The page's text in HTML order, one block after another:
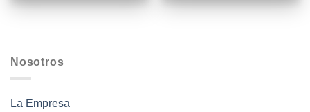
Nosotros
La Empresa